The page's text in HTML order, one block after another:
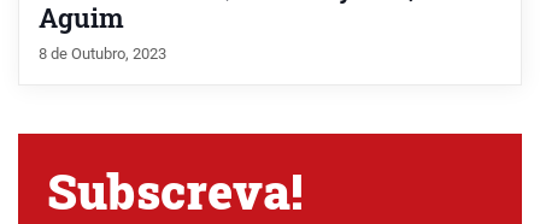
Aguim
8 de Outubro, 2023
Subscreva!